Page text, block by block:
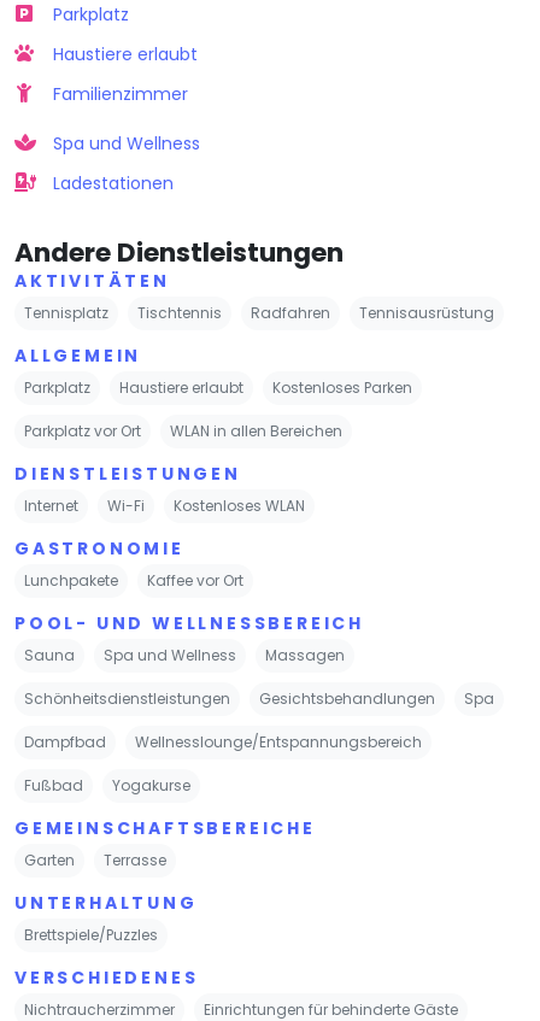
Parkplatz
Haustiere erlaubt
Familienzimmer
Spa und Wellness
Ladestationen
Andere Dienstleistungen
AKTIVITÄTEN
Tennisplatz Tischtennis Radfahren Tennisausrüstung
ALLGEMEIN
Parkplatz Haustiere erlaubt Kostenloses Parken
Parkplatz vor Ort WLAN in allen Bereichen
DIENSTLEISTUNGEN
Internet Wi-Fi Kostenloses WLAN
GASTRONOMIE
Lunchpakete Kaffee vor Ort
POOL- UND WELLNESSBEREICH
Sauna Spa und Wellness Massagen
Schönheitsdienstleistungen Gesichtsbehandlungen Spa
Dampfbad Wellnesslounge/Entspannungsbereich
Fußbad Yogakurse
GEMEINSCHAFTSBEREICHE
Garten Terrasse
UNTERHALTUNG
Brettspiele/Puzzles
VERSCHIEDENES
Nichtraucherzimmer Einrichtungen für behinderte Gäste